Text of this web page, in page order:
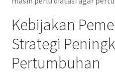
Kebijakan
Strategi
Pertumbuhan